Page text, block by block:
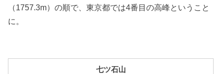
（1757.3m）の順で、東京都では4番目の高峰ということ
に。
七ツ石山